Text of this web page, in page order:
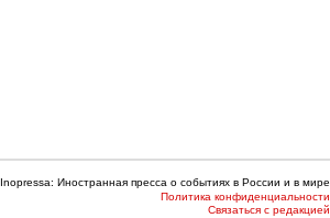
Inopressa: Иностранная пресса о событиях в России и в мире
Политика конфиденциальности
Связаться с редакцией